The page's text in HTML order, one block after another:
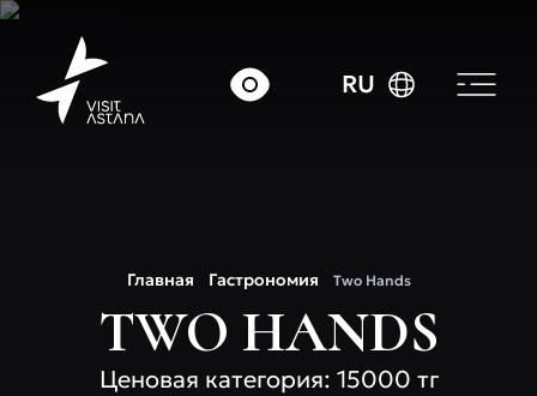
RU
Главная Гастрономия Two Hands
TWO HANDS
Ценовая категория: 15000 тг